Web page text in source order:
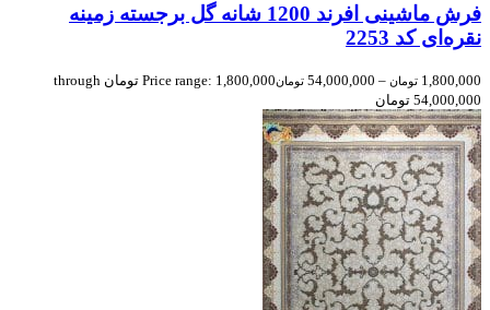
فرش ماشینی افرند 1200 شانه گل برجسته زمینه
نقره‌ای کد 2253
1,800,000 تومان –
54,000,000 تومان
Price range: 1,800,000 تومان through
54,000,000 تومان